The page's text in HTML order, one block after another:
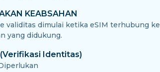
KEABSAHAN
validitas dimulai ketika eSIM terhubung ke
yang didukung.
Identitas)